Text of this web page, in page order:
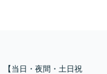
【当日・夜間・土日祝